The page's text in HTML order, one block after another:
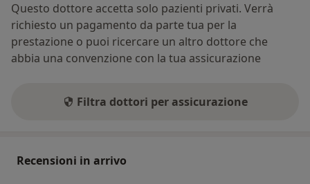
Questo dottore accetta solo pazienti privati. Verrà
richiesto un pagamento da parte tua per la
prestazione o puoi ricercare un altro dottore che
abbia una convenzione con la tua assicurazione
Filtra dottori per assicurazione
Recensioni in arrivo